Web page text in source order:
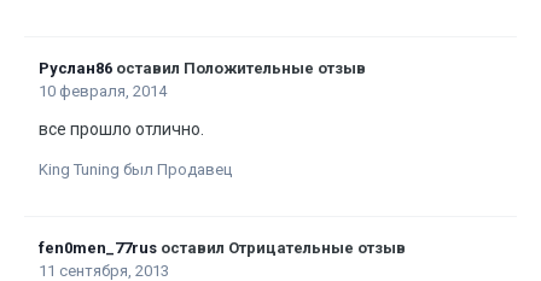
Руслан86 оставил Положительные отзыв
10 февраля, 2014
все прошло отлично.
King Tuning был Продавец
fen0men_77rus оставил Отрицательные отзыв
11 сентября, 2013